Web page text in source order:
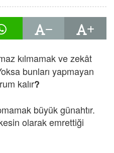
kılmamak ve zekât
bunları yapmayan
kalır?
büyük günahtır.
kesin olarak emrettiği